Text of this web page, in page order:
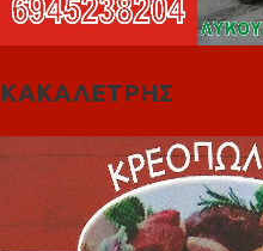
ΚΑΚΑΛΕΤΡΗΣ